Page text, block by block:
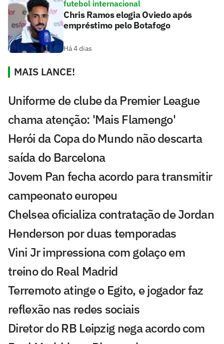
futebol internacional
Chris Ramos elogia Oviedo após
empréstimo pelo Botafogo
Há 4 dias
MAIS LANCE!
Uniforme de clube da Premier League
chama atenção: 'Mais Flamengo'
Herói da Copa do Mundo não descarta
saída do Barcelona
Jovem Pan fecha acordo para transmitir
campeonato europeu
Chelsea oficializa contratação de Jordan
Henderson por duas temporadas
Vini Jr impressiona com golaço em
treino do Real Madrid
Terremoto atinge o Egito, e jogador faz
reflexão nas redes sociais
Diretor do RB Leipzig nega acordo com